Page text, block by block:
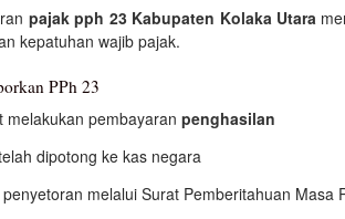
pajak pph 23 Kabupaten Kolaka Utara
kepatuhan wajib pajak.
PPh 23
melakukan pembayaran penghasilan
dipotong ke kas negara
melalui Surat Pemberitahuan Masa